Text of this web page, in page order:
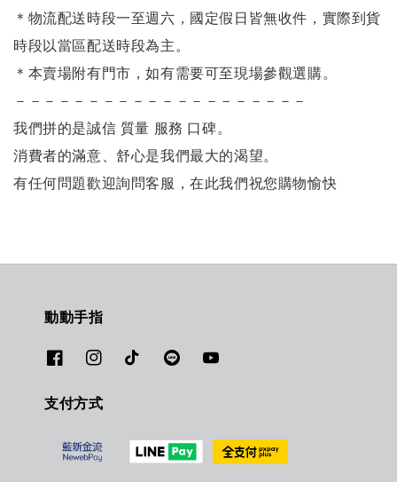
＊物流配送時段一至週六，國定假日皆無收件，實際到貨
時段以當區配送時段為主。
＊本賣場附有門市，如有需要可至現場參觀選購。
－－－－－－－－－－－－－－－－－－－－
我們拼的是誠信 質量 服務 口碑。
消費者的滿意、舒心是我們最大的渴望。
有任何問題歡迎詢問客服，在此我們祝您購物愉快
動動手指
支付方式